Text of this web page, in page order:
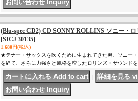
(Blu-spec CD2) CD SONNY ROLLINS ソニー・
[SICJ 30135]
1,680円(税込)
★テナー・サックスを吹くために生まれてきた男、ソニー
を経て、さらに力強さと風格を増したロリンズ・サウンド